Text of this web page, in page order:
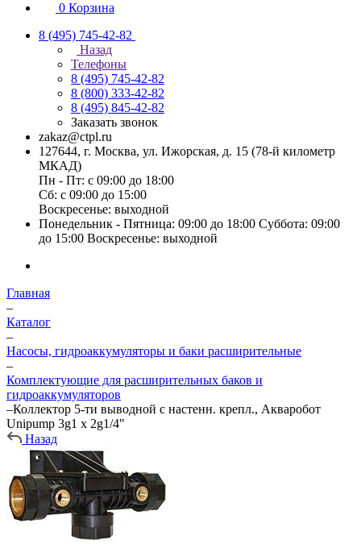
0 Корзина
8 (495) 745-42-82
Назад
Телефоны
8 (495) 745-42-82
8 (800) 333-42-82
8 (495) 845-42-82
Заказать звонок
zakaz@ctpl.ru
127644, г. Москва, ул. Ижорская, д. 15 (78-й километр
МКАД)
Пн - Пт: с 09:00 до 18:00
Сб: с 09:00 до 15:00
Воскресенье: выходной
Понедельник - Пятница: 09:00 до 18:00 Суббота: 09:00
до 15:00 Воскресенье: выходной
Главная
–
Каталог
–
Насосы, гидроаккумуляторы и баки расширительные
–
Комплектующие для расширительных баков и
гидроаккумуляторов
–Коллектор 5-ти выводной с настенн. крепл., Акваробот
Unipump 3g1 х 2g1/4"
Назад